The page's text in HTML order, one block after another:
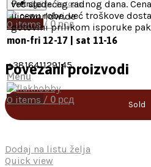
Pretraga
mon-fri 12-17 | sat 11-16
+381641129145
Menu
0 items / 0 рсд
Knjige, časopisi
0items/ 0рсд
već sledećeg radnog dana.
u cenu robe, već troškove
gotovini prilikom isporuke
Povezani proizvodi
Sold
Dodaj na listu želja
Quick view